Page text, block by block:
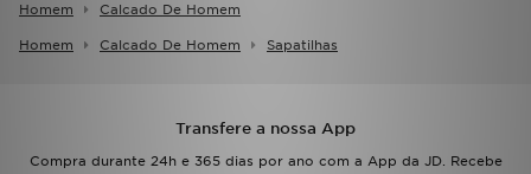
Homem Calcado De Homem
Homem Calcado De Homem Sapatilhas
Transfere a nossa App
Compra durante 24h e 365 dias por ano com a App da JD. Recebe